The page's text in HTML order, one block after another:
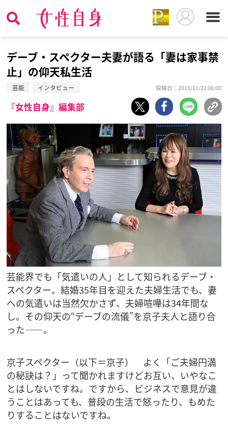
デーブ・スペクター夫妻が語る「妻は家事禁
止」の仰天私生活
芸能 インタビュー 投稿日：2015/11/21 06:00
『女性自身』編集部
芸能界でも「気遣いの人」として知られるデーブ・
スペクター。結婚35年目を迎えた夫婦生活でも、妻
への気遣いは当然欠かさず、夫婦喧嘩は34年間な
し。その仰天の“デーブの流儀”を京子夫人と語り合
った――。
京子スペクター（以下＝京子） よく「ご夫婦円満
の秘訣は？」って聞かれますけどお互い、いやなこ
とはしないですね。ですから、ビジネスで意見が違
うことはあっても、普段の生活で怒ったり、もめた
りすることはないですね。